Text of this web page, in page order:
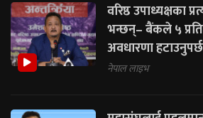
वरिष्ठ उपाध्यक्षका
भन्छन्– बैंकले ५
अवधारणा हटाउनुपर्छ
नेपाल लाइभ